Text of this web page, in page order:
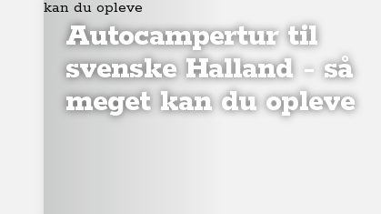
Autocampertur til
svenske Halland - så
meget kan du opleve